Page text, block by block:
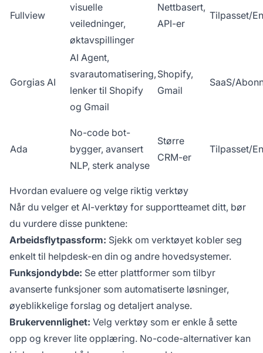
Fullview
visuelle
veiledninger,
øktavspillinger
Nettbasert,
API-er
Tilpasset/
Gorgias AI
AI Agent,
svarautomatisering,
lenker til Shopify
og Gmail
Shopify,
Gmail
SaaS/
Ada
No-code bot-
bygger, avansert
NLP, sterk analyse
Større
CRM-er
Tilpasset/
Hvordan evaluere og velge riktig verktøy
Når du velger et AI-verktøy for supportteamet ditt, bør
du vurdere disse punktene:
Arbeidsflytpassform: Sjekk om verktøyet kobler seg
enkelt til helpdesk-en din og andre hovedsystemer.
Funksjondybde: Se etter plattformer som tilbyr
avanserte funksjoner som automatiserte løsninger,
øyeblikkelige forslag og detaljert analyse.
Brukervennlighet: Velg verktøy som er enkle å sette
opp og krever lite opplæring. No-code-alternativer kan